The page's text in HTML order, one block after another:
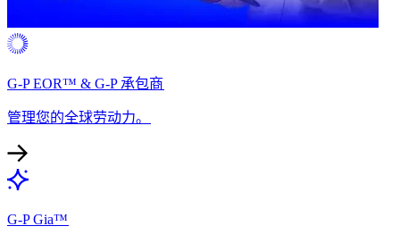
G-P EOR™ & G-P 承包商​​
管理您的全球劳动力。​​
G-P Gia™​​